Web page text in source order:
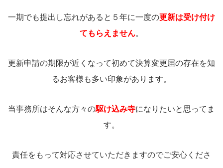
一期でも提出し忘れがあると５年に一度の更新は受け付け
てもらえません。
更新申請の期限が近くなって初めて決算変更届の存在を知
るお客様も多い印象があります。
当事務所はそんな方々の駆け込み寺になりたいと思ってま
す。
責任をもって対応させていただきますのでご安心くださ